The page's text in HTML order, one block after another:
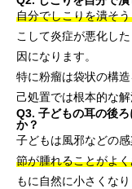
自分でしこりを潰そ
こして炎症が悪化し
因になります。
特に粉瘤は袋状の構
己処置では根本的な解
Q3. 子どもの耳の後
か？
子どもは風邪などの
節が腫れることがよ
もに自然に小さくなり